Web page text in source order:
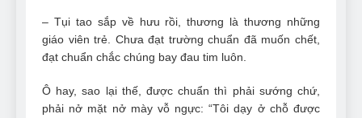
– Tụi tao sắp về hưu rồi, thương là thương những
giáo viên trẻ. Chưa đạt trường chuẩn đã muốn chết,
đạt chuẩn chắc chúng bay đau tim luôn.
Ô hay, sao lại thế, được chuẩn thì phải sướng chứ,
phải nở mặt nở mày vỗ ngực: “Tôi dạy ở chỗ được